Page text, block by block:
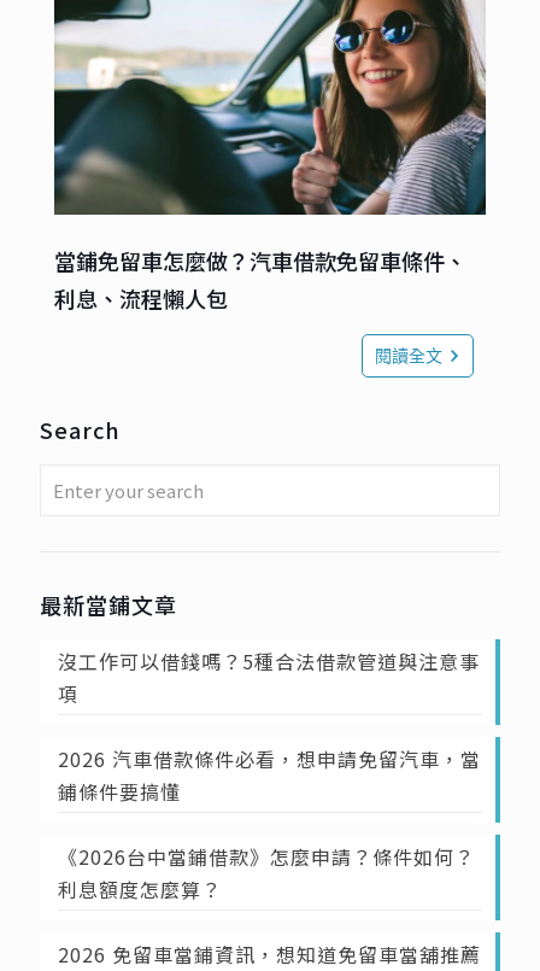
當鋪免留車怎麼做？汽車借款免留車條件、
利息、流程懶人包
閱讀全文
Search
最新當鋪文章
沒工作可以借錢嗎？5種合法借款管道與注意事
項
2026 汽車借款條件必看，想申請免留汽車，當
鋪條件要搞懂
《2026台中當鋪借款》怎麼申請？條件如何？
利息額度怎麼算？
2026 免留車當鋪資訊，想知道免留車當舖推薦